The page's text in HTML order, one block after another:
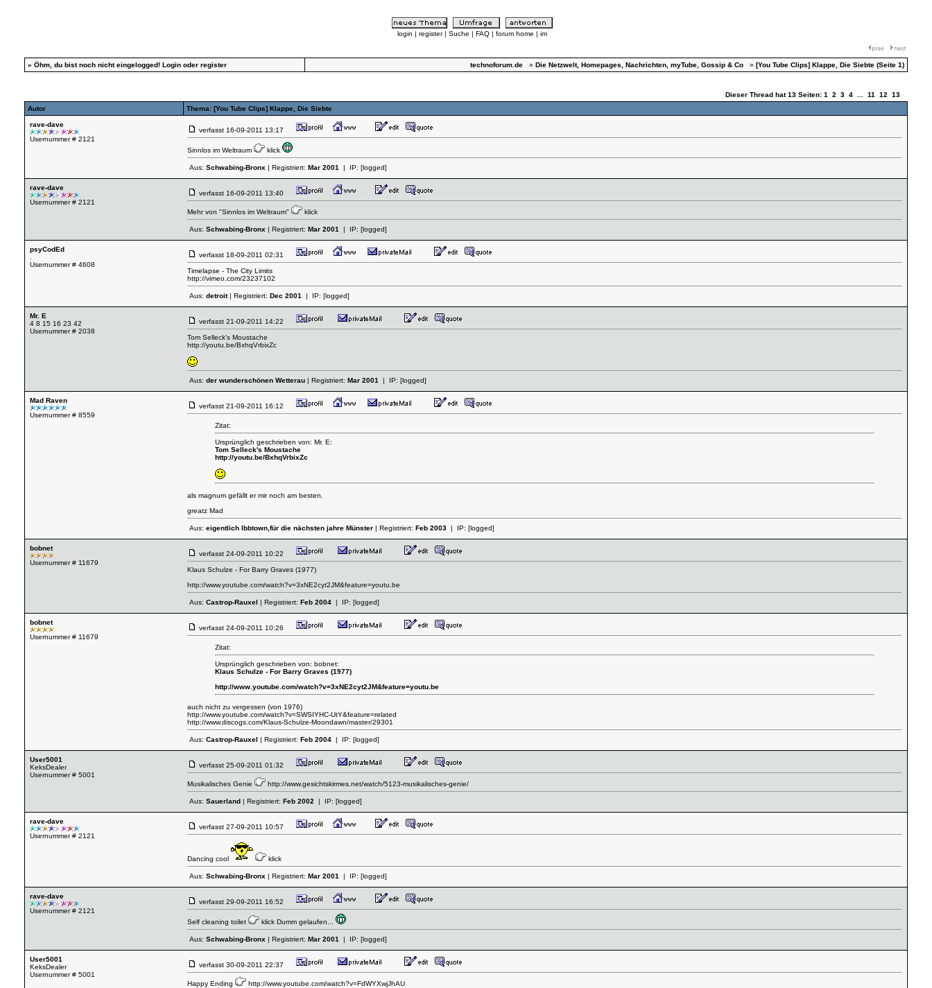
login | register | Suche | FAQ | forum home | im
» Öhm, du bist noch nicht eingelogged! Login oder register technoforum.de » Die Netzwelt, Homepages, Nachrichten, myTube, Gossip & Co » [You Tube Clips] Klappe, Die Siebte (Seite 1)
Dieser Thread hat 13 Seiten: 1 2 3 4 11 12
13
Autor
Thema: [You Tube Clips] Klappe, Die Siebte
rave-dave
Usernummer # 2121
verfasst 16-09-2011 13:17
Sinnlos im Weltraum klick
Aus: Schwabing-Bronx | Registriert: Mar 2001 | IP: [logged]
rave-dave
Usernummer # 2121
verfasst 16-09-2011 13:40
Mehr von "Sinnlos im Weltraum" klick
Aus: Schwabing-Bronx | Registriert: Mar 2001 | IP: [logged]
psyCodEd
Usernummer # 4608
verfasst 18-09-2011 02:31
Timelapse - The City Limits
http://vimeo.com/23237102
Aus: detroit| Registriert: Dec 2001 | IP: [logged]
Mr. E
4 8 15 16 23 42
Usernummer # 2038
verfasst 21-09-2011 14:22
Tom Selleck's Moustache
http://youtu.be/BxhqVrbixZc
Aus: der wunderschönen Wetterau | Registriert: Mar 2001 | IP: [logged]
Mad Raven
Usernummer # 8559
verfasst 21-09-2011 16:12
Zitat:
Ursprünglich geschrieben von: Mr. E:
Tom Selleck's Moustache
http://youtu.be/BxhqVrbixZc
als magnum gefällt er mir noch am besten.
greatz Mad
Aus: eigentlich Ibbtown,für die nächsten jahre Münster | Registriert: Feb 2003 | IP: [logged]
bobnet
Usernummer # 11679
verfasst 24-09-2011 10:22
Klaus Schulze - For Barry Graves (1977)
http://www.youtube.com/watch?v=3xNE2cyt2JM&feature=youtu.be
Aus: Castrop-Rauxel | Registriert: Feb 2004 | IP: [logged]
bobnet
Usernummer # 11679
verfasst 24-09-2011 10:26
Zitat:
Ursprünglich geschrieben von: bobnet:
Klaus Schulze - For Barry Graves (1977)
http://www.youtube.com/watch?v=3xNE2cyt2JM&feature=youtu.be
auch nicht zu vergessen (von 1976)
http://www.youtube.com/watch?v=SWSIYHC-UtY&feature=related
http://www.discogs.com/Klaus-Schulze-Moondawn/master/29301
Aus: Castrop-Rauxel | Registriert: Feb 2004 | IP: [logged]
User5001
KeksDealer
Usernummer # 5001
verfasst 25-09-2011 01:32
Musikalisches Genie http://www.gesichtskirmes.net/watch/5123-musikalisches-genie/
Aus: Sauerland | Registriert: Feb 2002 | IP: [logged]
rave-dave
Usernummer # 2121
verfasst 27-09-2011 10:57
Dancing cool klick
Aus: Schwabing-Bronx | Registriert: Mar 2001 | IP: [logged]
rave-dave
Usernummer # 2121
verfasst 29-09-2011 16:52
Self cleaning toilet klick Dumm gelaufen...
Aus: Schwabing-Bronx | Registriert: Mar 2001 | IP: [logged]
User5001
KeksDealer
Usernummer # 5001
verfasst 30-09-2011 22:37
Happy Ending http://www.youtube.com/watch?v=FdWYXwjJhAU